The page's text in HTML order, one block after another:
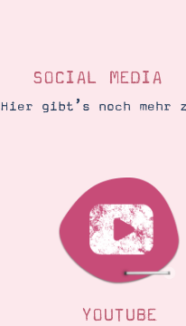
SOCIAL MEDIA
Hier gibt’s noch mehr
YOUTUBE